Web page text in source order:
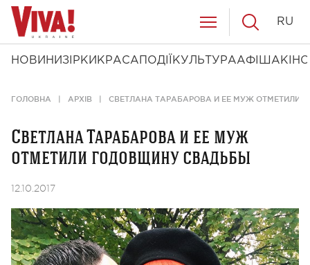
НОВИНИ ЗІРКИ КРАСА ПОДІЇ КУЛЬТУРААФІША КІНО
RU
ГОЛОВНА АРХІВ СВЕТЛАНА ТАРАБАРОВА И ЕЕ МУЖ ОТМЕТИЛИ
Светлана Тарабарова и ее муж
отметили годовщину свадьбы
12.10.2017